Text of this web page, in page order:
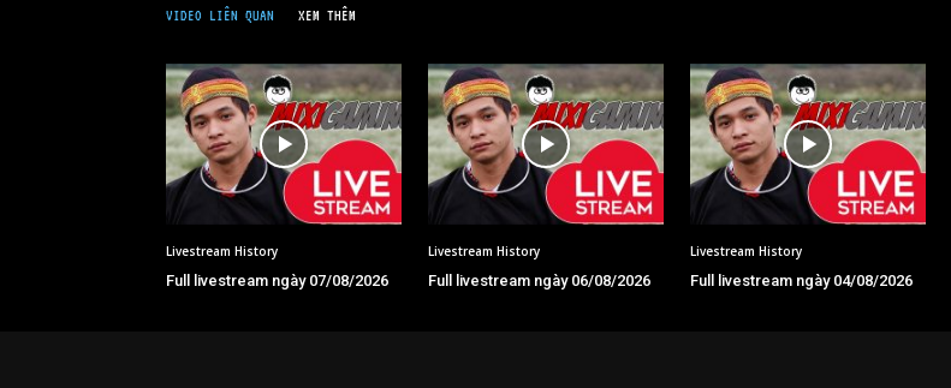
VIDEO LIÊN QUAN XEM THÊM
Livestream History
Full livestream ngày 07/08/2026
Livestream History
Full livestream ngày 06/08/2026
Livestream History
Full livestream ngày 04/08/2026